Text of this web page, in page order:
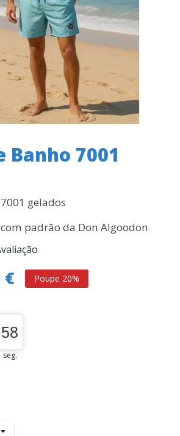
Banho 7001
gelados
padrão da Don Algoodon
€ Poupe 20%
58
57
58
seg.